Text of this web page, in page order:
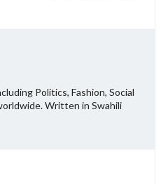
Politics, Fashion, Social
Written in Swahili